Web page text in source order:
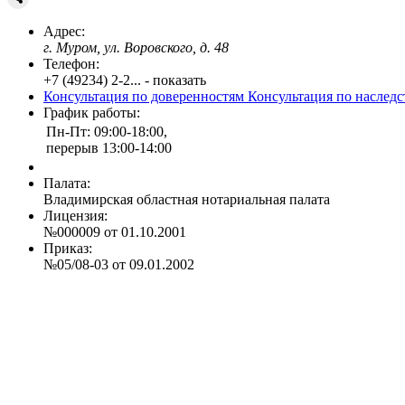
Адрес:
г. Муром, ул. Воровского, д. 48
Телефон:
+7 (49234) 2-2... - показать
Консультация по доверенностям Консультация по
График работы:
Пн-Пт: 09:00-18:00,
перерыв 13:00-14:00
Палата:
Владимирская областная нотариальная палата
Лицензия:
№000009 от 01.10.2001
Приказ:
№05/08-03 от 09.01.2002